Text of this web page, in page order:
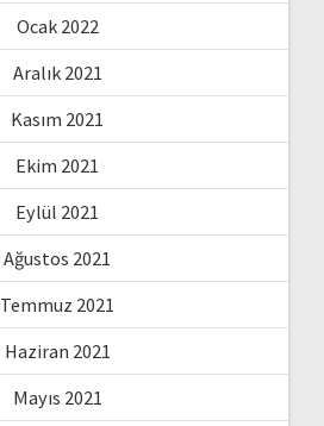
Ocak 2022
Aralık 2021
Kasım 2021
Ekim 2021
Eylül 2021
Ağustos 2021
Temmuz 2021
Haziran 2021
Mayıs 2021